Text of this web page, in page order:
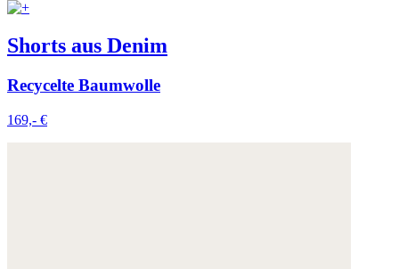
Shorts aus Denim
Recycelte Baumwolle
169,- €